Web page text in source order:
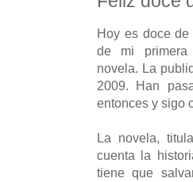
Hoy es doce
de mi
novela. La
2009. Han
entonces y sigo
La novela,
cuenta la
tiene que